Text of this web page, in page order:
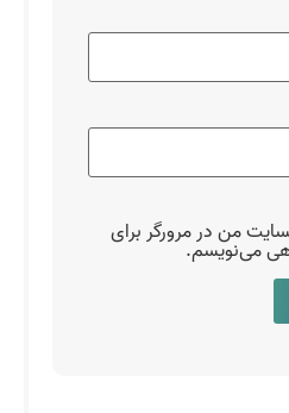
من در مرورگر برای
می‌نویسم.